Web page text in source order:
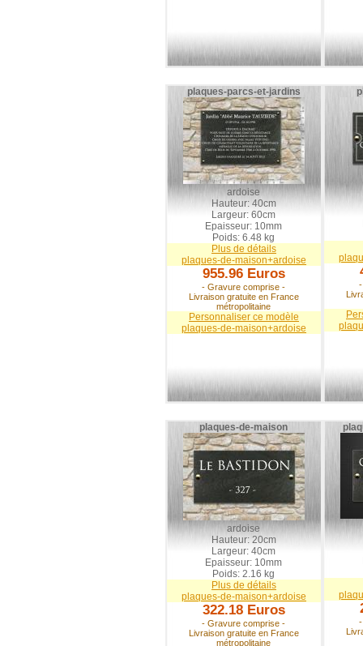
plaques-parcs-et-jardins
ardoise
Hauteur: 40cm
Largeur: 60cm
Epaisseur: 10mm
Poids: 6.48 kg
Plus de détails
plaques-de-maison+ardoise
955.96 Euros
- Gravure comprise -
Livraison gratuite en France
métropolitaine
Personnaliser ce modèle
plaques-de-maison+ardoise
plaques-de-maison
ardoise
Hauteur: 20cm
Largeur: 40cm
Epaisseur: 10mm
Poids: 2.16 kg
Plus de détails
plaques-de-maison+ardoise
322.18 Euros
- Gravure comprise -
Livraison gratuite en France
métropolitaine